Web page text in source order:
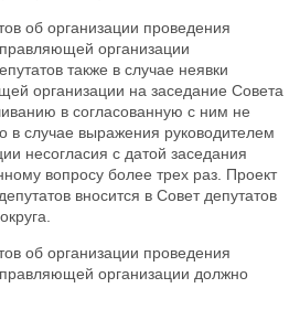
об организации проведения
организации
также в случае неявки
организации на заседание Совета
в согласованную с ним не
в случае выражения руководителем
несогласия с датой заседания
вопросу более трех раз. Проект
вносится в Совет депутатов
об организации проведения
организации должно